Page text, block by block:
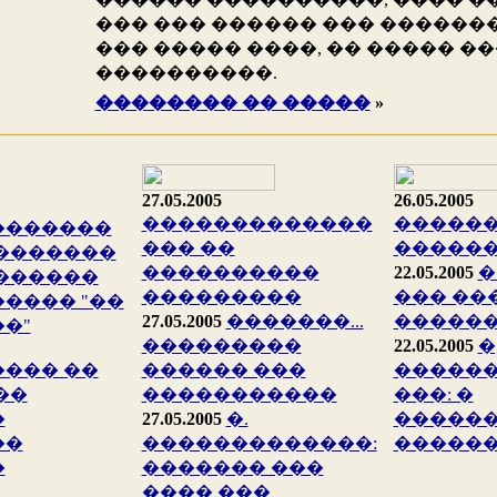
��� ��� ������ ���
��� ����� ����, �� �����
����������.
�������� �� �����»
"��
��
27.05.2005
�������������
��� ��
����������
���������
27.05.2005 �������...
���������
������ ���
�����������
27.05.2005 �.
�������������:
������� ���
���� ���
26.05.2005
22.05.2005
���
22.05.2005
���: �